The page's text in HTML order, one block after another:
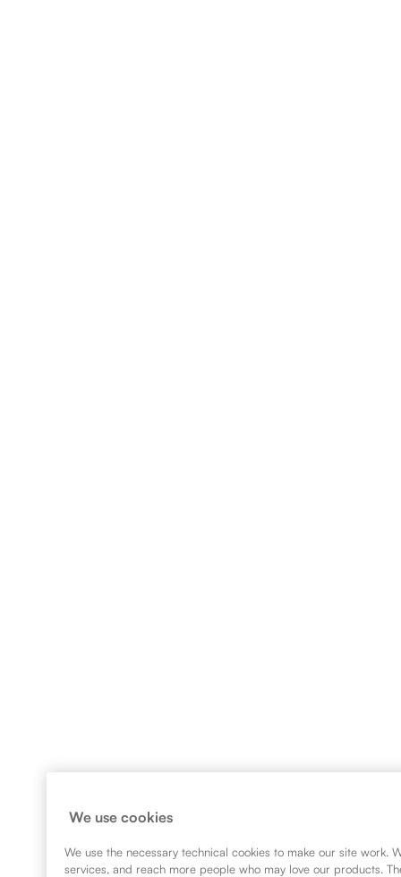
We use cookies
We use the necessary technical cookies to make our site
services, and reach more people who may love our products.